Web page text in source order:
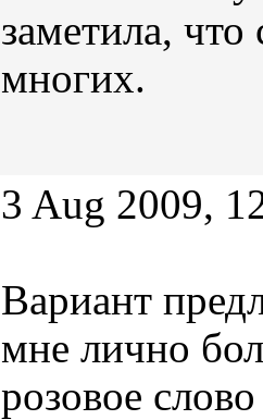
заметила,
многих.
3 Aug 2009,
Вариант
мне лично
розовое